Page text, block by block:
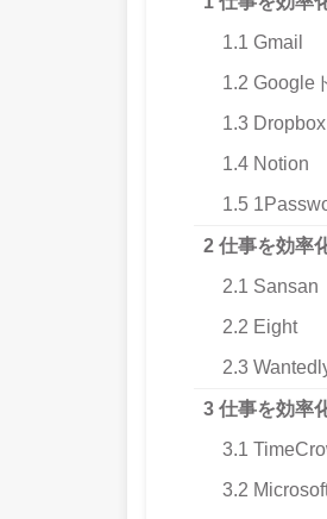
1.1 Gmail
1.2 Google
1.3 Dropbox
1.4 Notion
1.5
2 仕事を効率
2.1 Sansan
2.2 Eight
2.3
3 仕事を効率
3.1
3.2